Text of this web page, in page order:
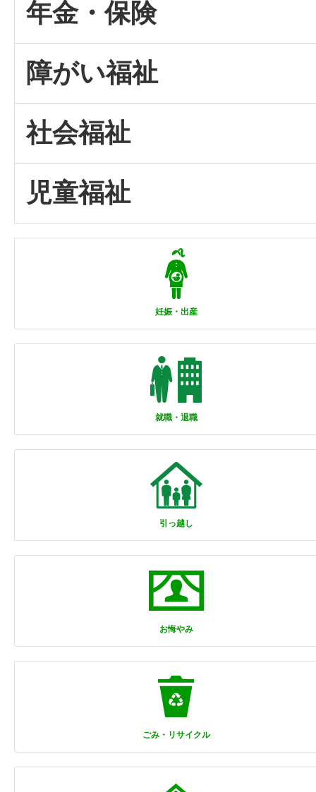
年金・保険
障がい福祉
社会福祉
児童福祉
妊娠・出産
就職・退職
引っ越し
お悔やみ
ごみ・リサイクル